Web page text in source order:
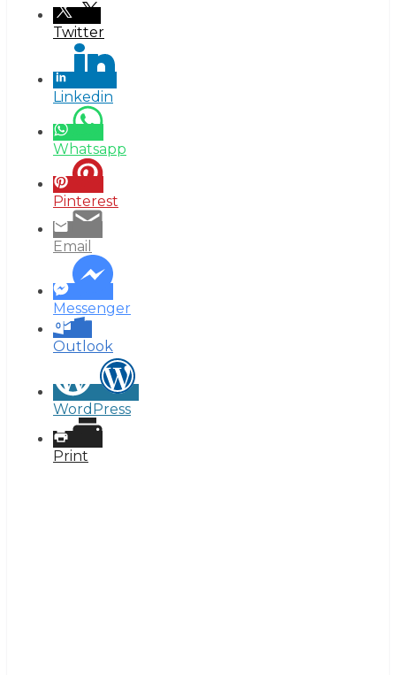
Twitter
Linkedin
Whatsapp
Pinterest
Email
Messenger
Outlook
WordPress
Print